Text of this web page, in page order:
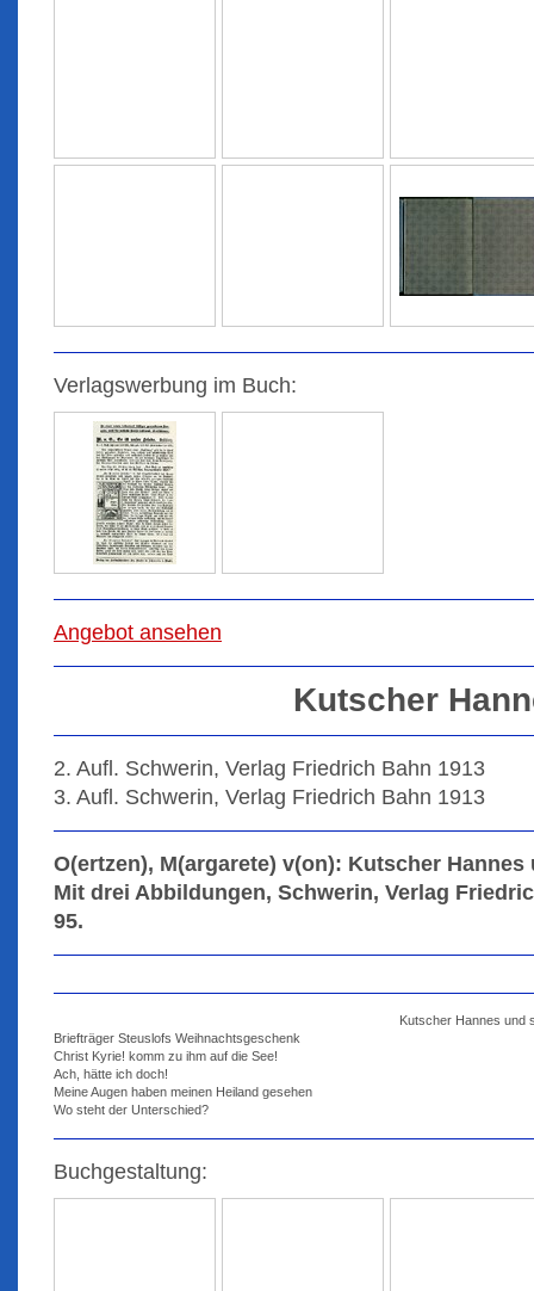
Verlagswerbung im Buch:
Angebot ansehen
Kutscher
2. Aufl. Schwerin, Verlag Friedrich Bahn 1913
3. Aufl. Schwerin, Verlag Friedrich Bahn 1913
O(ertzen), M(argarete) v(on): Kutscher
Mit drei Abbildungen, Schwerin, Verlag
95.
Kutscher Hannes und
Briefträger Steuslofs Weihnachtsgeschenk
Christ Kyrie! komm zu ihm auf die See!
Ach, hätte ich doch!
Meine Augen haben meinen Heiland gesehen
Buchgestaltung: